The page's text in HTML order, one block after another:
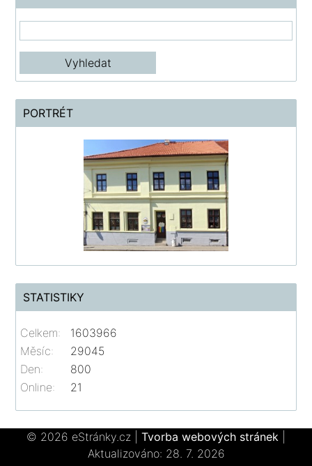
PORTRÉT
STATISTIKY
Online: 21
Celkem:
1603966
Měsíc:
29045
Den:
800
© 2026 eStránky.cz Tvorba webových stránek
Aktualizováno: 28. 7. 2026